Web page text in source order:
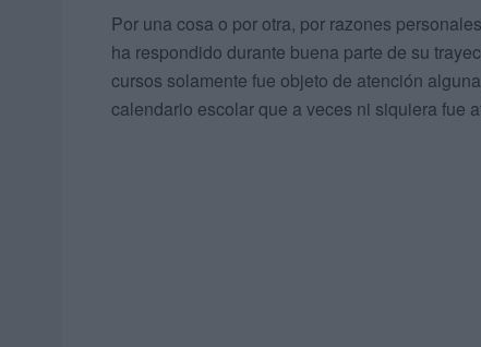
Por una cosa o por otra, por razones
ha respondido durante buena parte de su
cursos solamente fue objeto de atención
calendario escolar que a veces ni siquiera fue